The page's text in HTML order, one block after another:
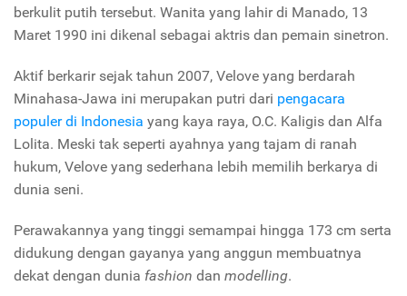
berkulit putih tersebut. Wanita yang lahir di Manado, 13
Maret 1990 ini dikenal sebagai aktris dan pemain sinetron.
Aktif berkarir sejak tahun 2007, Velove yang berdarah
Minahasa-Jawa ini merupakan putri dari pengacara
populer di Indonesia yang kaya raya, O.C. Kaligis dan Alfa
Lolita. Meski tak seperti ayahnya yang tajam di ranah
hukum, Velove yang sederhana lebih memilih berkarya di
dunia seni.
Perawakannya yang tinggi semampai hingga 173 cm serta
didukung dengan gayanya yang anggun membuatnya
dekat dengan dunia fashion dan modelling.